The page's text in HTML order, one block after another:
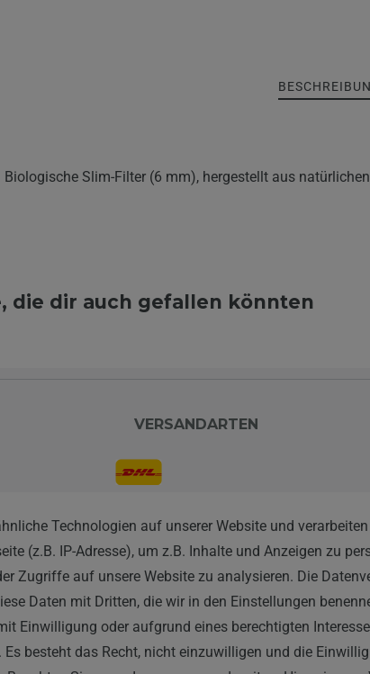
Biologische Slim-Filter (6 mm), hergestellt aus
die dir auch gefallen könnten
16:00
VERSANDARTEN
ZAHLARTEN
Technologien auf unserer Website und
(z.B. IP-Adresse), um z.B. Inhalte und Anzeigen zu
Zugriffe auf unsere Website zu analysieren. Die
Daten mit Dritten, die wir in den Einstellungen
Einwilligung oder aufgrund eines berechtigten
besteht das Recht, nicht einzuwilligen und die